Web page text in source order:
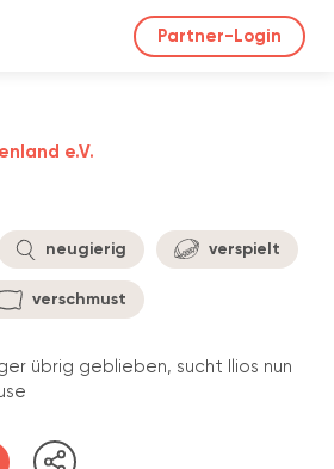
Partner-Login
e.V.
neugierig verspielt
verschmust
übrig geblieben, sucht Ilios nun